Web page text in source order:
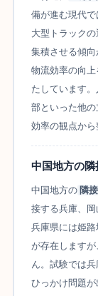
備が進む現代で
大型トラック
集積させる傾向
物流効率の向
たしています
部といった他
効率の観点から
中国地方の
中国地方の 隣
接する兵庫、岡
兵庫県には姫
が存在しますが
ん。試験では
ひっかけ問題が